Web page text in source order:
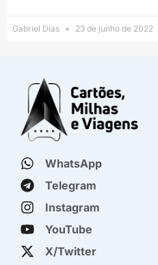
Gabriel Dias 23 de junho de 2022
WhatsApp
Telegram
Instagram
YouTube
X/Twitter